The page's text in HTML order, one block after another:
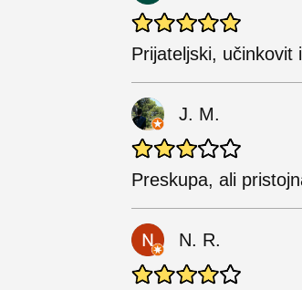
Prijateljski, učinkovit
J. M.
Preskupa, ali
N. R.